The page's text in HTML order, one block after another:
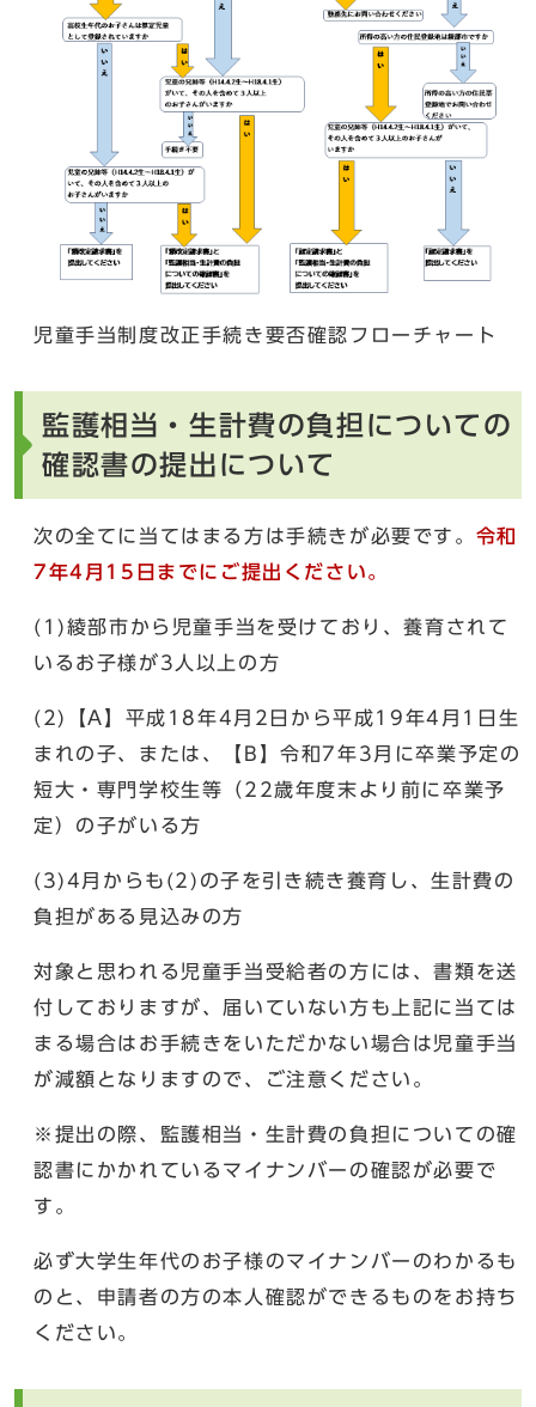
児童手当制度改正手続き要否確認フローチャート
監護相当・生計費の負担についての
確認書の提出について
次の全てに当てはまる方は手続きが必要です。 令和
7年4月15日までにご提出ください。
(1)綾部市から児童手当を受けており、養育されて
いるお子様が3人以上の方
(2)【A】平成18年4月2日から平成19年4月1日生
まれの子、または、【B】令和7年3月に卒業予定の
短大・専門学校生等（22歳年度末より前に卒業予
定）の子がいる方
(3)4月からも(2)の子を引き続き養育し、生計費の
負担がある見込みの方
対象と思われる児童手当受給者の方には、書類を送
付しておりますが、届いていない方も上記に当ては
まる場合はお手続きをいただかない場合は児童手当
が減額となりますので、ご注意ください。
※提出の際、監護相当・生計費の負担についての確
認書にかかれているマイナンバーの確認が必要で
す。
必ず大学生年代のお子様のマイナンバーのわかるも
のと、申請者の方の本人確認ができるものをお持ち
ください。